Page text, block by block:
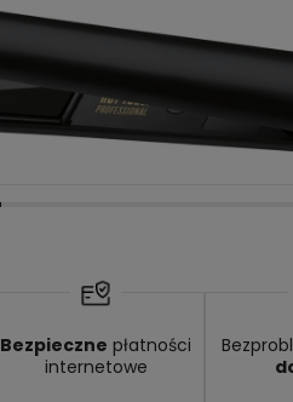
Bezpieczne płatności
internetowe